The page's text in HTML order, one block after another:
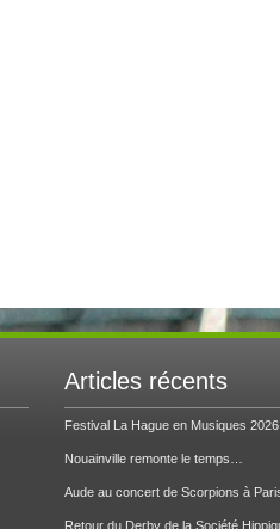
Articles récents
Festival La Hague en Musiques 2026
Nouainville remonte le temps…
Aude au concert de Scorpions à
Retour du Derby de la Société